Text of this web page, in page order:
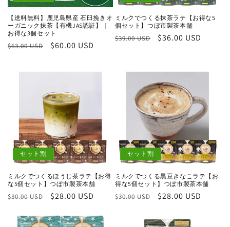
【送料無料】鹿児島県産 石臼挽きオ
ーガニック抹茶【有機JAS認証】｜
お得な3個セット
通
$63.00 USD
セ
ル
格
$60.00 USD
ミルクでつくる抹茶ラテ【お得な5
個セット】つぼ市製茶本舗
通
$39.00 USD
セ
価
格
$36.00 USD
セット割
ミルクでつくるほうじ茶ラテ【お得
な5個セット】つぼ市製茶本舗
通
$30.00 USD
セ
ル
$28.00 USD
セット割
ミルクでつくる黒豆きなこラテ【お
得な5個セット】つぼ市製茶本舗
通
$30.00 USD
セ
ル
$28.00 USD